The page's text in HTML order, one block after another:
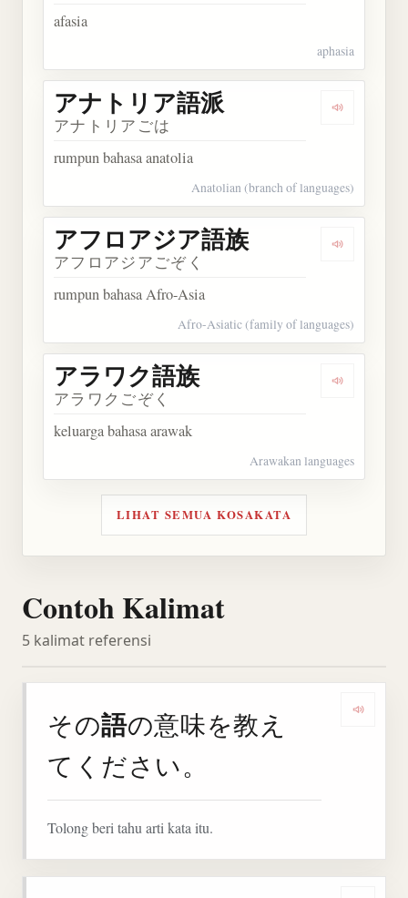
afasia
aphasia
Dengarkan
アナトリア語派
アナトリアごは
rumpun bahasa anatolia
Anatolian (branch of languages)
Dengarkan
アフロアジア語族
アフロアジアごぞく
rumpun bahasa Afro-Asia
Afro-Asiatic (family of languages)
Dengarkan
アラワク語族
アラワクごぞく
keluarga bahasa arawak
Arawakan languages
LIHAT SEMUA KOSAKATA
Contoh Kalimat
5 kalimat referensi
その語の意味を教え
てください。
Tolong beri tahu arti kata itu.